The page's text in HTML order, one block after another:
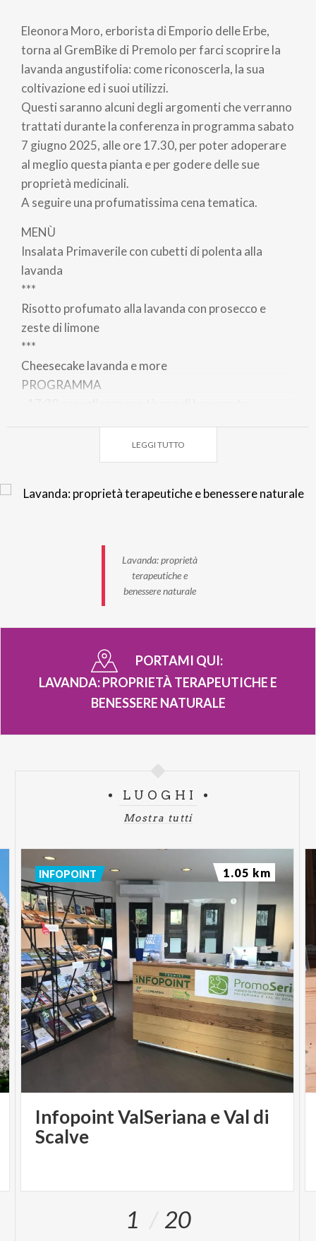
pane
Eleonora Moro, erborista di Emporio delle Erbe,
torna al GremBike di Premolo per farci scoprire la
lavanda angustifolia: come riconoscerla, la sua
coltivazione ed i suoi utilizzi.
Questi saranno alcuni degli argomenti che verranno
trattati durante la conferenza in programma sabato
7 giugno 2025, alle ore 17.30, per poter adoperare
al meglio questa pianta e per godere delle sue
proprietà medicinali.
A seguire una profumatissima cena tematica.
MENÙ
Insalata Primaverile con cubetti di polenta alla
lavanda
***
Risotto profumato alla lavanda con prosecco e
zeste di limone
***
Cheesecake lavanda e more
PROGRAMMA
- 19:30 cena e a seguire mercatino
Conferenza divulgativa, Cena con antipasto, primo,
www.grembikehostel.it
LEGGI TUTTO
Lavanda: proprietà
terapeutiche e
benessere naturale
PORTAMI QUI:
LAVANDA: PROPRIETÀ TERAPEUTICHE E
BENESSERE NATURALE
LUOGHI
Mostra tutti
Infopoint ValSeriana e Val di
Scalve
INFOPOINT 1.05 km
1 20